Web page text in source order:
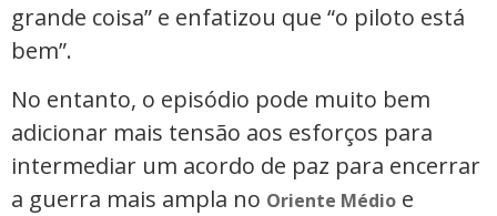
grande coisa” e enfatizou que “o piloto está
bem”.
No entanto, o episódio pode muito bem
adicionar mais tensão aos esforços para
intermediar um acordo de paz para encerrar
a guerra mais ampla no Oriente Médio e